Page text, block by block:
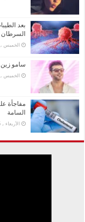
بعد
السرطان
الخميس , 6 أغسطس
سامو زين
الخميس , 6 أغسطس
مفاجأة
السامة
الأربعاء , 5 أغسطس 2026